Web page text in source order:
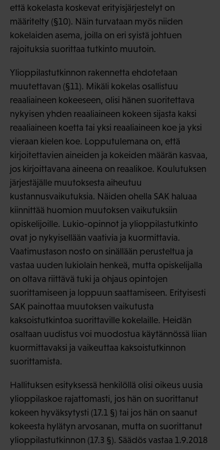
että kokelasta koskevat erityisjärjestelyt on
määritelty (§10). Näin turvataan myös niiden
kokelaiden asema, joilla on eri syistä johtuen
rajoituksia suorittaa tutkinto muutoin.
Ylioppilastutkinnon rakennetta ehdotetaan
muutettavan (§11). Mikäli kokelas osallistuu
reaaliaineen kokeeseen, olisi hänen suoritettava
nykyisen yhden reaaliaineen kokeen sijasta kaksi
reaaliaineen koetta tai yksi reaaliaineen koe ja yksi
vieraan kielen koe. Lopputulemana on, että
kirjoitettavien aineiden ja kokeiden määrän kasvaa,
jos kirjoittavana aineena on reaalikoe. Koulutuksen
järjestäjälle muutoksesta aiheutuu
kustannusvaikutuksia. Näiden ohella SAK haluaa
kiinnittää huomion muutoksen vaikutuksiin
opiskelijoille. Lukio-opinnot ja ylioppilastutkinto
ovat jo nykyisellään vaativia ja kuormittavia.
Vaatimustason nosto on sinällään perusteltua ja
vastaa uuden lukiolain henkeä, mutta opiskelijalla
on oltava riittävä tuki ja ohjaus opintojen
suorittamiseen ja loppuun saattamiseen. Erityisesti
SAK painottaa muutoksen vaikutusta
kaksoistutkintoa suorittaville kokelaille. Heidän
osaltaan uudistus voi muodostua käytännössä liian
kuormittavaksi ja vaikeuttaa kaksoistutkinnon
suorittamista.
Hallituksen esityksessä henkilöllä olisi oikeus uusia
ylioppilaskoe rajattomasti, jos hän on suorittanut
kokeen hyväksytysti (17.1 §) tai jos hän on saanut
kokeesta hylätyn arvosanan, mutta on suorittanut
ylioppilastutkinnon (17.3 §). Säädös vastaa 1.9.2018